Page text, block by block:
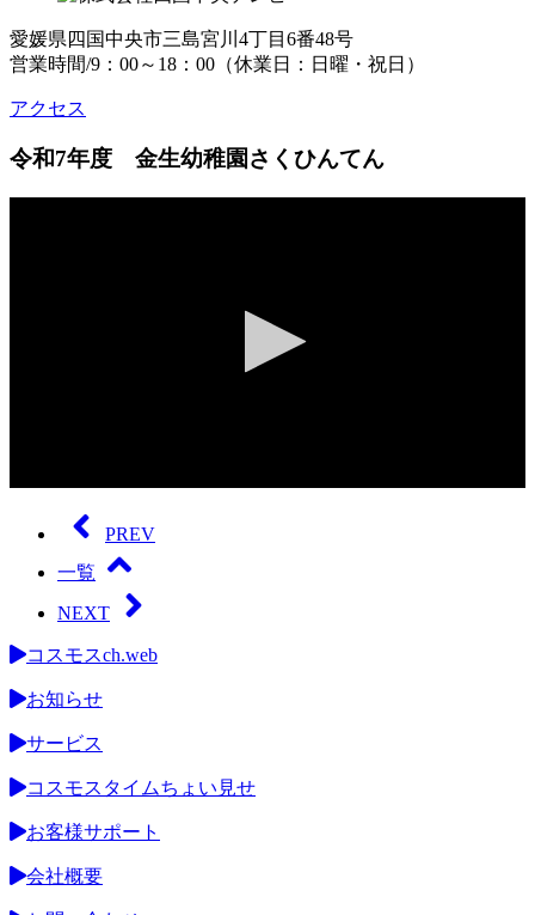
愛媛県四国中央市三島宮川4丁目6番48号
営業時間/9：00～18：00（休業日：日曜・祝日）
アクセス
令和7年度 金生幼稚園さくひんてん
seconds
seconds
PREV
一覧
NEXT
コスモスch.web
お知らせ
サービス
コスモスタイムちょい見せ
お客様サポート
会社概要